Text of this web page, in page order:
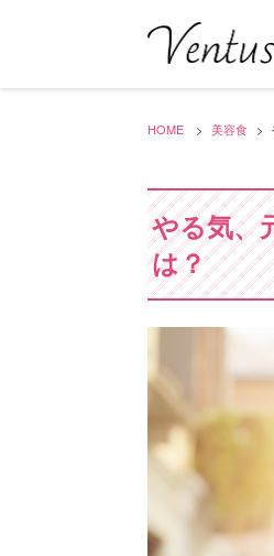
HOME 美容食
やる気、
は？